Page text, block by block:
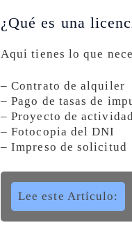
¿Qué es una
Aqui tienes lo que
– Contrato de alquiler
– Pago de tasas de
– Proyecto de actividad
– Fotocopia del DNI
– Impreso de solicitud
Lee este Artículo: